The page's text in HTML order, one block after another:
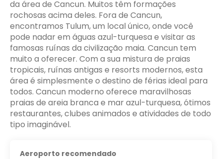
da área de Cancun. Muitos têm formações
rochosas acima deles. Fora de Cancun,
encontramos Tulum, um local único, onde você
pode nadar em águas azul-turquesa e visitar as
famosas ruínas da civilização maia. Cancun tem
muito a oferecer. Com a sua mistura de praias
tropicais, ruínas antigas e resorts modernos, esta
área é simplesmente o destino de férias ideal para
todos. Cancun moderno oferece maravilhosas
praias de areia branca e mar azul-turquesa, ótimos
restaurantes, clubes animados e atividades de todo
tipo imaginável.
Aeroporto recomendado